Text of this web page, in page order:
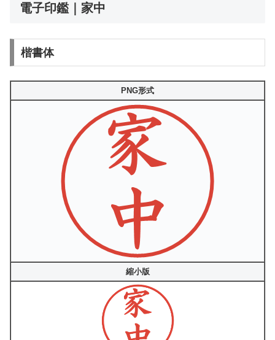
電子印鑑｜家中
楷書体
PNG形式
縮小版